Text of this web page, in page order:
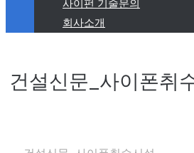
사이펀 기술문의
회사소개
건설신문_사이폰취